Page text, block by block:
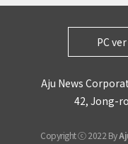
PC ver
Aju News
42, Jong-
Copyright ⓒ 2022 By